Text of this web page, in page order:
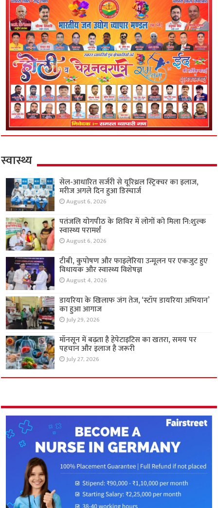
स्वास्थ्य
सेल-आधारित सर्जरी से यूरिथ्रल स्ट्रिक्चर का इलाज,
मरीज अगले दिन हुआ डिस्चार्ज
August 6, 2026
पतंजलि योगपीठ के शिविर में लोगों को मिला नि:शुल्क
स्वास्थ्य परामर्श
August 6, 2026
टीबी, कुपोषण और फाइलेरिया उन्मूलन पर एकजुट हुए
विधायक और स्वास्थ्य विशेषज्ञ
August 4, 2026
डायरिया के खिलाफ जंग तेज, ‘स्टॉप डायरिया अभियान’
का हुआ आगाज
July 29, 2026
मॉनसून में बढ़ता है हेपेटाइटिस का खतरा, समय पर
पहचान और इलाज है जरूरी
July 27, 2026